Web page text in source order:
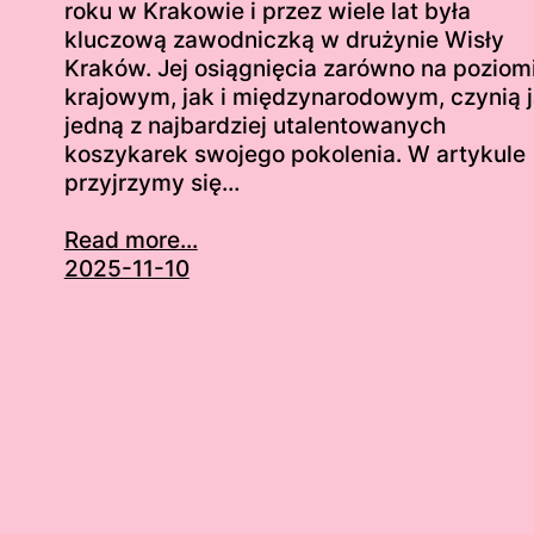
roku w Krakowie i przez wiele lat była
kluczową zawodniczką w drużynie Wisły
Kraków. Jej osiągnięcia zarówno na
krajowym, jak i międzynarodowym, czynią
jedną z najbardziej utalentowanych
koszykarek swojego pokolenia. W artykule
przyjrzymy się…
Read more...
2025-11-10